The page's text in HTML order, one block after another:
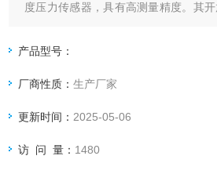
度压力传感器，具有高测量精度。其
操控，用以选择测试方法，并显示测量
产品型号：
厂商性质：生产厂家
更新时间： 2025-05-06
访 问 量： 1480